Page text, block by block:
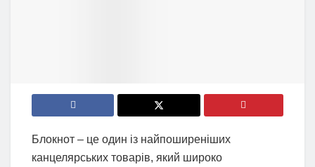
Блокнот – це один із найпоширеніших
канцелярських товарів, який широко